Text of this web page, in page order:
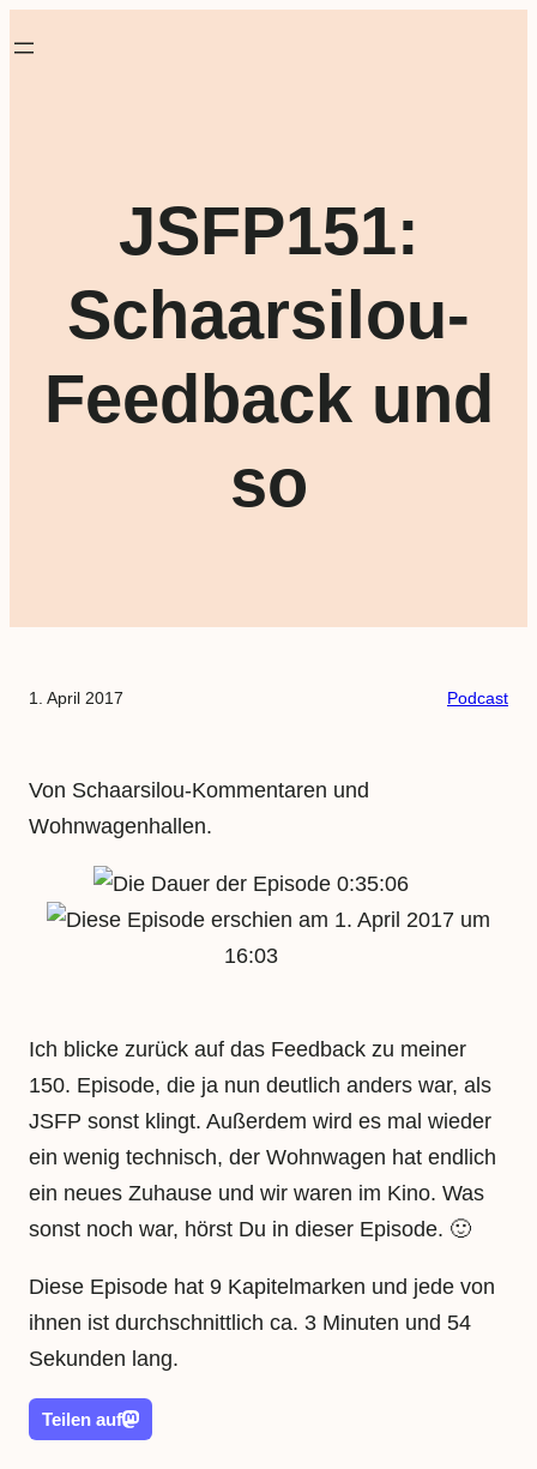
JSFP151:
Schaarsilou-
Feedback und
so
1. April 2017 Podcast
Von Schaarsilou-Kommentaren und
Wohnwagenhallen.
0:35:06
1. April 2017 um
16:03
Ich blicke zurück auf das Feedback zu meiner
150. Episode, die ja nun deutlich anders war, als
JSFP sonst klingt. Außerdem wird es mal wieder
ein wenig technisch, der Wohnwagen hat endlich
ein neues Zuhause und wir waren im Kino. Was
sonst noch war, hörst Du in dieser Episode. 🙂
Diese Episode hat 9 Kapitelmarken und jede von
ihnen ist durchschnittlich ca. 3 Minuten und 54
Sekunden lang.
Teilen auf